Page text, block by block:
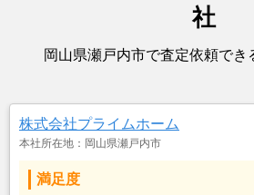
社
岡山県瀬戸内市で査定依頼でき
株式会社プライムホーム
本社所在地：岡山県瀬戸内市
満足度